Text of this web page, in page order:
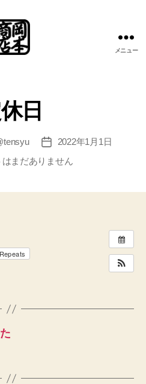
店
総
案
所
メニュー
日
投
稿
日
2022年1月1日
はまだありません
Repeats